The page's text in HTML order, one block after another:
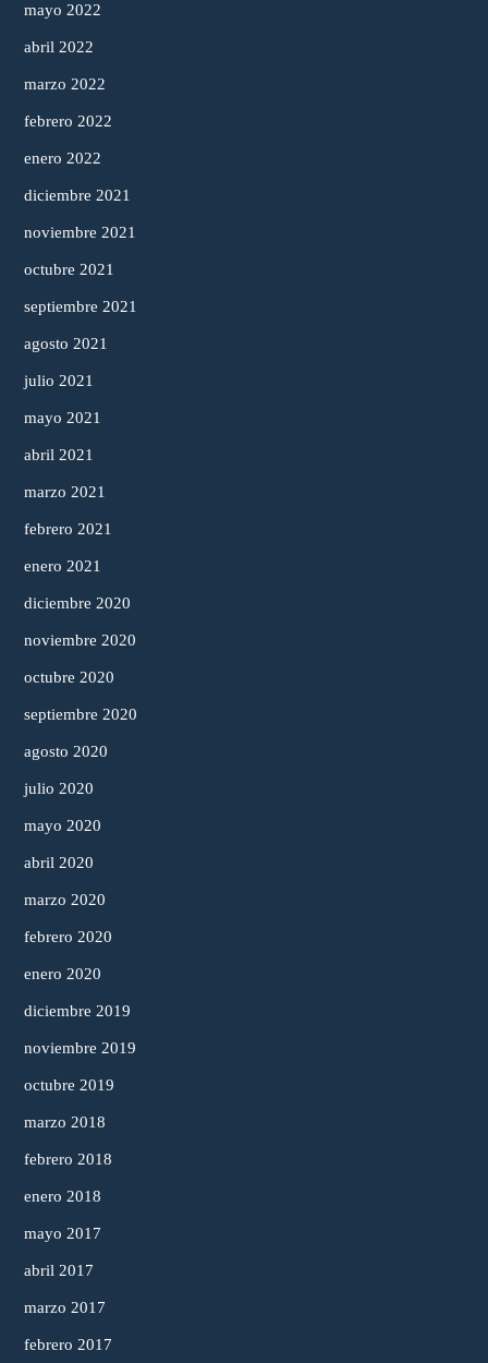
mayo 2022
abril 2022
marzo 2022
febrero 2022
enero 2022
diciembre 2021
noviembre 2021
octubre 2021
septiembre 2021
agosto 2021
julio 2021
mayo 2021
abril 2021
marzo 2021
febrero 2021
enero 2021
diciembre 2020
noviembre 2020
octubre 2020
septiembre 2020
agosto 2020
julio 2020
mayo 2020
abril 2020
marzo 2020
febrero 2020
enero 2020
diciembre 2019
noviembre 2019
octubre 2019
marzo 2018
febrero 2018
enero 2018
mayo 2017
abril 2017
marzo 2017
febrero 2017